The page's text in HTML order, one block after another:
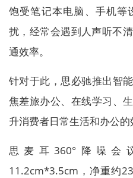
饱受笔记本电脑、手机等
扰，经常会遇到人声听不
通效率。
针对于此，思必驰推出智
焦差旅办公、在线学习、
升消费者日常生活和办公的
思麦耳360°降噪会
11.2cm*3.5cm，净重约